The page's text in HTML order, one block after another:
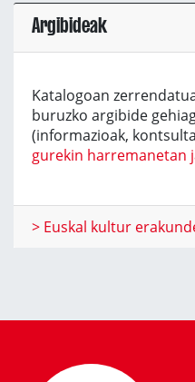
Argibideak
Katalogoan
buruzko argibide
(informazioak,
gurekin harremanetan
> Euskal kultur